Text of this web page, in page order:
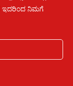
ಇದರಿಂದ ನಿಮಗೆ